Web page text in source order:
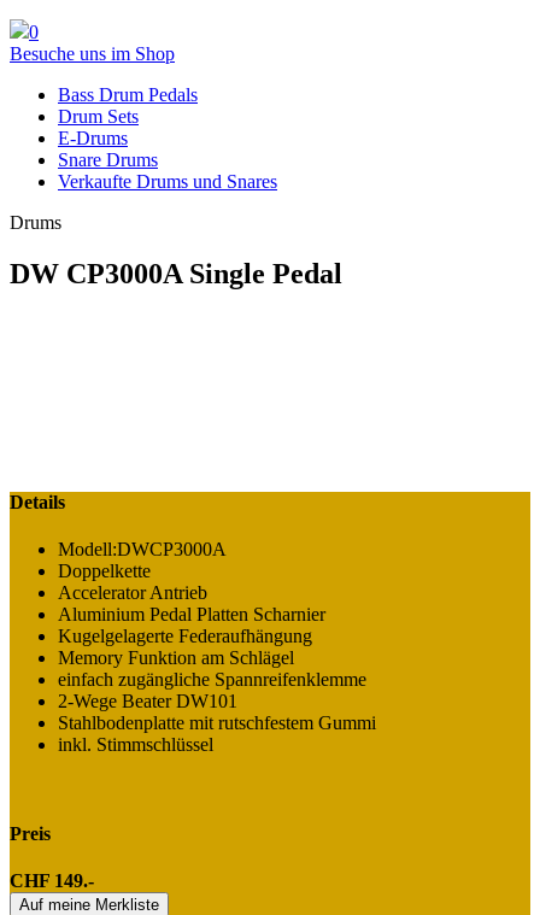
0
Besuche uns im Shop
Bass Drum Pedals
Drum Sets
E-Drums
Snare Drums
Verkaufte Drums und Snares
Drums
DW CP3000A Single Pedal
Details
Modell:DWCP3000A
Doppelkette
Accelerator Antrieb
Aluminium Pedal Platten Scharnier
Kugelgelagerte Federaufhängung
Memory Funktion am Schlägel
einfach zugängliche Spannreifenklemme
2-Wege Beater DW101
Stahlbodenplatte mit rutschfestem Gummi
inkl. Stimmschlüssel
Preis
CHF 149.-
Auf meine Merkliste